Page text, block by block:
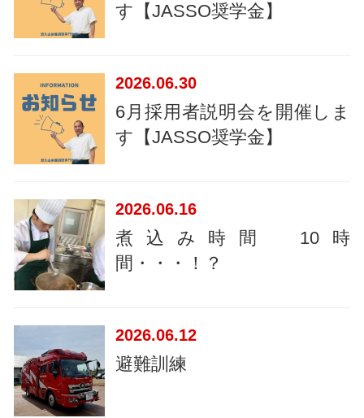
す【JASSO奨学金】
2026 06.30
6月採用者説明会を開催しま
す【JASSO奨学金】
2026 06.16
煮込み時間 10時
間・・・！？
2026 06.12
避難訓練